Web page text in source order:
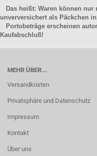
Das heißt: Waren können nur
unverversichert als Päckchen
Portobeträge erscheinen
Kaufabschluß!
MEHR ÜBER...
Versandkosten
Privatsphäre und Datenschutz
Impressum
Kontakt
Über uns